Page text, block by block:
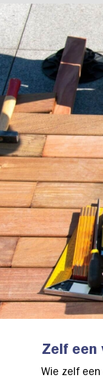
Zelf een
Wie zelf